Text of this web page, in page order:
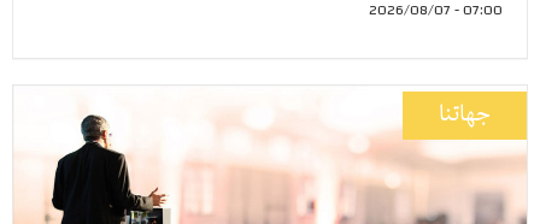
07:00 - 2026/08/07
جهاتنا